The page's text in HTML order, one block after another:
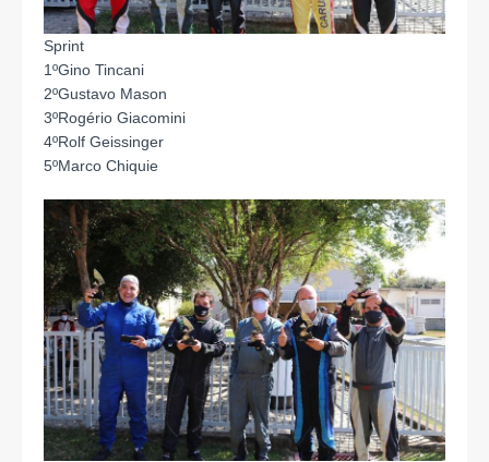
Sprint
1ºGino Tincani
2ºGustavo Mason
3ºRogério Giacomini
4ºRolf Geissinger
5ºMarco Chiquie